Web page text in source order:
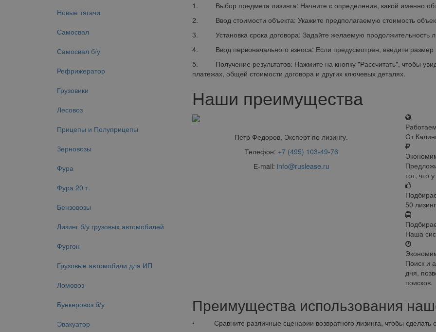
Новые тягачи
Самосвал
Самосвал б/у
Рефрижератор
Грузовики
Лесовоз
Прицепы и Полуприцепы
Зерновозы
Фура
Фура 20 т.
Бензовозы
Лизинг б/у грузовых автомобилей
Фургон
Грузовые автомобили для ИП
Ломовоз
Бункеровоз б/у
Эвакуатор
1. Выбор предмета лизинга: Начните с определения, какой именно
2. Ввод стоимости объекта: Укажите предполагаемую стоимость
3. Установка срока договора: Задайте желаемую продолжительность
4. Ввод первоначального взноса: Если предусмотрен, введите размер
5. Получение результатов: Нажмите на кнопку "Рассчитать", чтобы
платежах, общей стоимости договора и других ключевых деталях.
Наши преимущества
Петр Федоров, Эксперт по лизингу.
Телефон: +7 (495) 103-49-76
Е-mail: info@ruslease.ru
От
тот, что
50
Наша
Поиск и
дня,
поисков.
Преимущества использования
• Сравните различные сценарии возвратного лизинга, чтобы сделать